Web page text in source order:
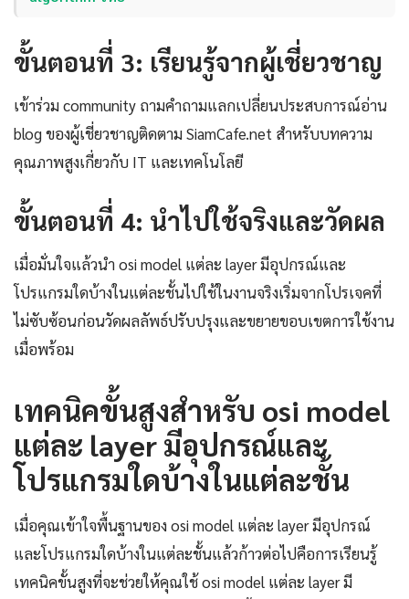
ขั้นตอนที่ 3: เรียนรู้จากผู้เชี่ยวชาญ
เข้าร่วม community ถามคำถามแลกเปลี่ยนประสบการณ์อ่าน
blog ของผู้เชี่ยวชาญติดตาม SiamCafe.net สำหรับบทความ
คุณภาพสูงเกี่ยวกับ IT และเทคโนโลยี
ขั้นตอนที่ 4: นำไปใช้จริงและวัดผล
เมื่อมั่นใจแล้วนำ osi model แต่ละ layer มีอุปกรณ์และ
โปรแกรมใดบ้างในแต่ละชั้นไปใช้ในงานจริงเริ่มจากโปรเจคที่
ไม่ซับซ้อนก่อนวัดผลลัพธ์ปรับปรุงและขยายขอบเขตการใช้งาน
เมื่อพร้อม
เทคนิคขั้นสูงสำหรับ osi model
แต่ละ layer มีอุปกรณ์และ
โปรแกรมใดบ้างในแต่ละชั้น
เมื่อคุณเข้าใจพื้นฐานของ osi model แต่ละ layer มีอุปกรณ์
และโปรแกรมใดบ้างในแต่ละชั้นแล้วก้าวต่อไปคือการเรียนรู้
เทคนิคขั้นสูงที่จะช่วยให้คุณใช้ osi model แต่ละ layer มี